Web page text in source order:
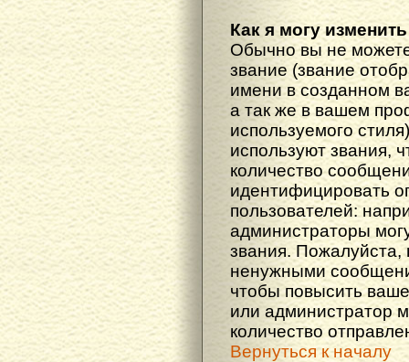
Как я могу
Обычно вы не
звание (звание
имени в созданном
а так же в вашем
используемого
используют звания,
количество
идентифицировать
пользователей:
администраторы
звания.
ненужными
чтобы повысить
или администратор
количество
Вернуться к началу